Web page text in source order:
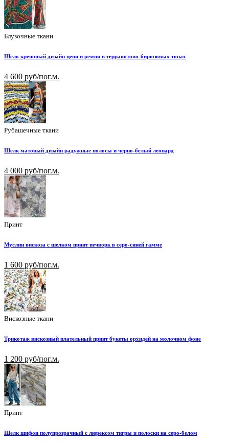
Блузочные ткани
Шелк креповый дизайн цепи и ремни в терракотово-бирюзовых тонах
4 600 руб/пог.м.
Рубашечные ткани
Шелк матовый дизайн радужные полосы и черно-белый леопард
4 000 руб/пог.м.
Принт
Муслин вискоза с шелком принт печворк в серо-синей гамме
1 600 руб/пог.м.
Вискозные ткани
Трикотаж вискозный плательный принт букеты орхидей на молочном фоне
1 200 руб/пог.м.
Принт
Шелк шифон полупрозрачный с люрексом тигры и полоски на серо-белом